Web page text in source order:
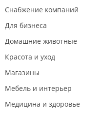
Снабжение компаний
Для бизнеса
Домашние животные
Красота и уход
Магазины
Мебель и интерьер
Медицина и здоровье